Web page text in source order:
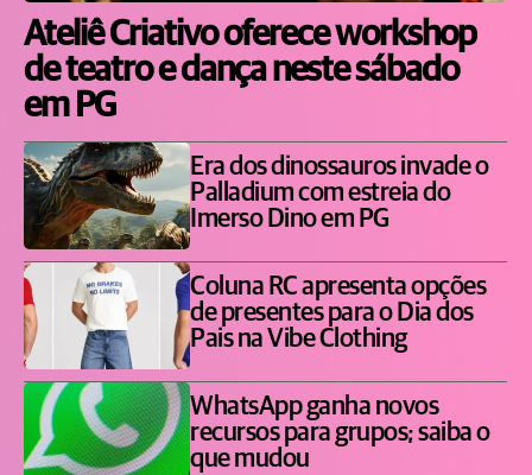
Ateliê Criativo oferece workshop
de teatro e dança neste sábado
em PG
Era dos dinossauros invade o
Palladium com estreia do
Imerso Dino em PG
Coluna RC apresenta opções
de presentes para o Dia dos
Pais na Vibe Clothing
WhatsApp ganha novos
recursos para grupos; saiba o
que mudou